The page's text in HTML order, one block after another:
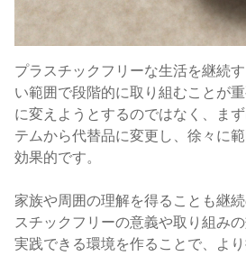
プラスチックフリーな生活を継続
い範囲で段階的に取り組むことが
に変えようとするのではなく、ま
テムから代替品に変更し、徐々に
効果的です。
家族や周囲の理解を得ることも継
スチックフリーの意義や取り組み
実践できる環境を作ることで、よ